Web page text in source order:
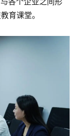
育课堂。